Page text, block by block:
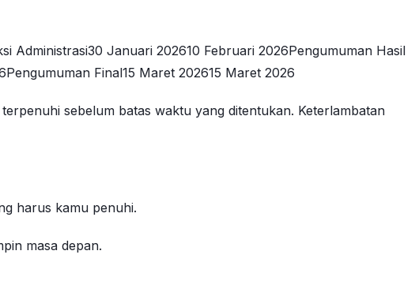
Administrasi30 Januari 202610 Februari 2026Pengumuman Hasil
Final15 Maret 202615 Maret 2026
sebelum batas waktu yang ditentukan. Keterlambatan
harus kamu penuhi.
masa depan.